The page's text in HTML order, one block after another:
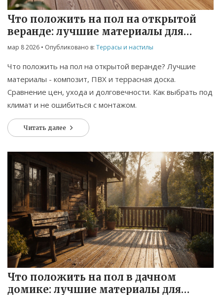
Что положить на пол на открытой
веранде: лучшие материалы для
настила
мар 8 2026 • Опубликовано в: Террасы и настилы
Что положить на пол на открытой веранде? Лучшие
материалы - композит, ПВХ и террасная доска.
Сравнение цен, ухода и долговечности. Как выбрать под
климат и не ошибиться с монтажом.
Читать далее
Что положить на пол в дачном
домике: лучшие материалы для